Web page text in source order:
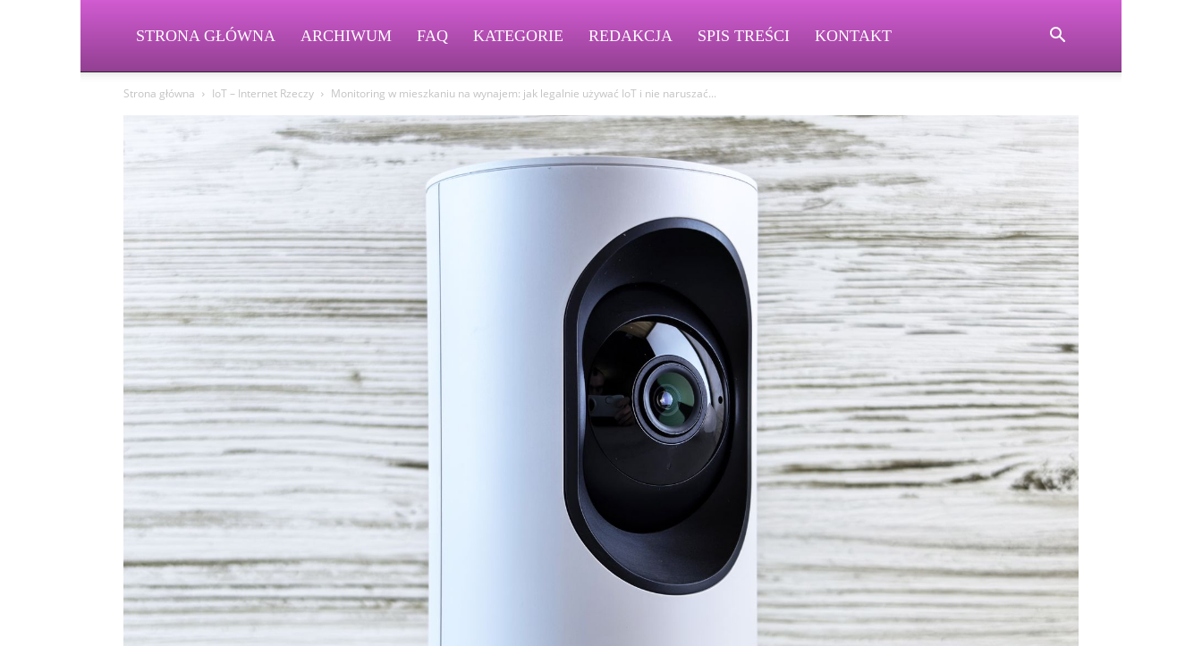
STRONA GŁÓWNA ARCHIWUM FAQ KATEGORIE REDAKCJA SPIS TREŚCI KONTAKT
Strona główna IoT – Internet Rzeczy Monitoring w mieszkaniu na wynajem: jak legalnie używać IoT i nie naruszać...